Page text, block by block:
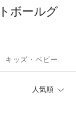
ボールグ
キッズ・ベビー
人気順